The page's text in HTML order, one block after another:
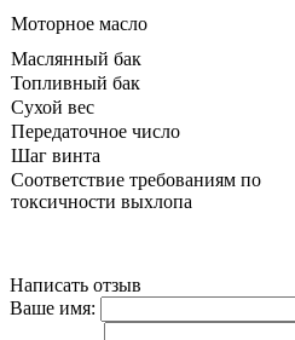
Моторное масло
Маслянный бак
Топливный бак
Сухой вес
Передаточное число
Шаг винта
Соответствие требованиям по
токсичности выхлопа
Написать отзыв
Ваше имя: